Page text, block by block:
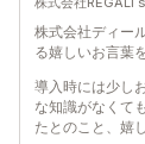
株式会社ディー
る嬉しいお言葉
導入時には少し
な知識がなくて
たとのこと、嬉